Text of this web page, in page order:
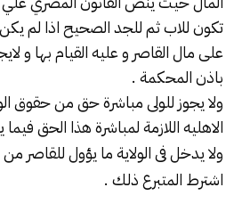
تكون للاب ثم للجد الصحيح اذا لم يكن
على مال القاصر و عليه القيام بها و
باذن المحكمة .
ولا يجوز للولى مباشرة حق من حقوق
الاهليه اللازمة لمباشرة هذا الحق
ولا يدخل فى الولاية ما يؤول للقاصر
اشترط المتبرع ذلك .